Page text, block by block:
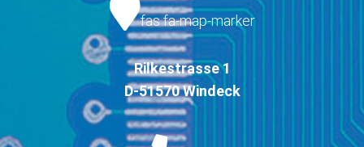
fas fa-map-marker
Rilkestrasse 1
D-51570 Windeck